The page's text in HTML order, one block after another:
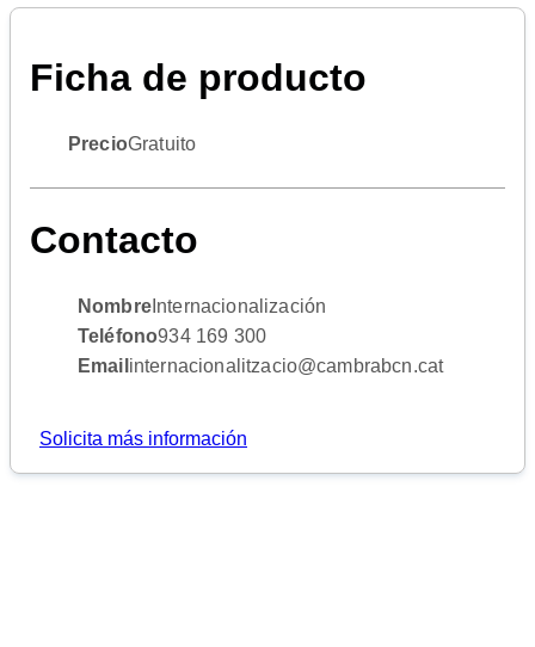
Ficha de producto
PrecioGratuito
Contacto
NombreInternacionalización
Teléfono934 169 300
Email internacionalitzacio@cambrabcn.cat
Solicita más información